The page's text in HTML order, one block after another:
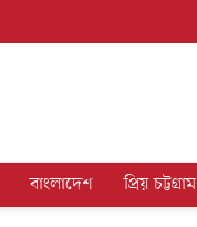
বাংলাদেশ প্রিয় চট্টগ্রাম